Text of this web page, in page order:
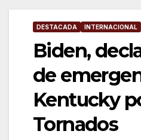
DESTACADA INTERNACIONAL
Biden,
de
Kentucky
Tornados